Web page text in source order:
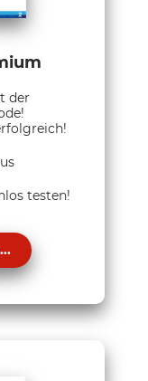
der
testen!